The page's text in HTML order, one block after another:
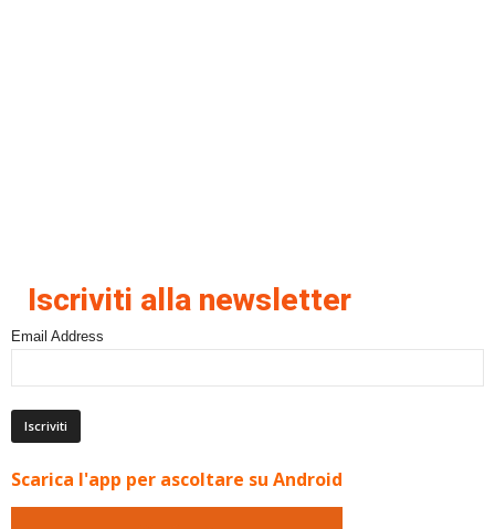
Iscriviti alla newsletter
Email Address
Scarica l'app per ascoltare su Android